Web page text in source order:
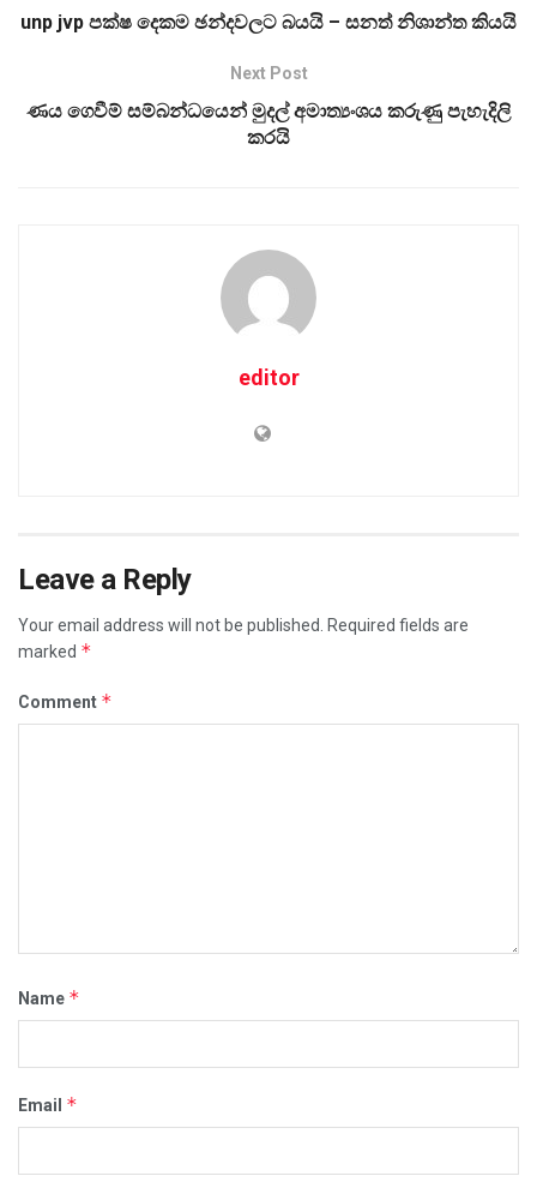
unp jvp පක්ෂ දෙකම ඡන්දවලට බයයි – සනත් නිශාන්ත කියයි
Next Post
ණය ගෙවීම් සම්බන්ධයෙන් මුදල් අමාත්‍යංශය කරුණු පැහැදිලි
කරයි
editor
Leave a Reply
Your email address will not be published.
Required fields are
marked *
Comment *
Name *
Email *